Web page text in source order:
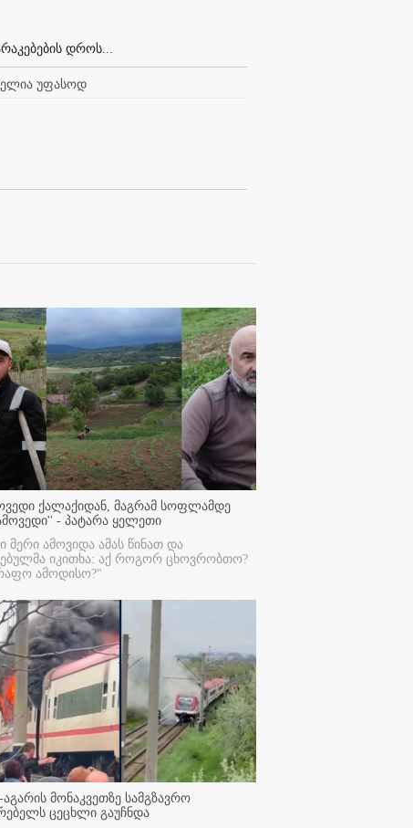
დროს...
უფასოდ
ქალაქიდან, მაგრამ სოფლამდე
- პატარა ყელეთი
მერი ამოვიდა ამას წინათ და
იკითხა: აქ როგორ ცხოვრობთო?
ამოდისო?"
მონაკვეთზე სამგზავრო
ცეცხლი გაუჩნდა